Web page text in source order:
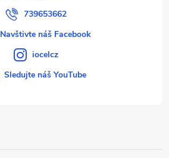
739653662
Navštivte náš Facebook
iocelcz
Sledujte náš YouTube